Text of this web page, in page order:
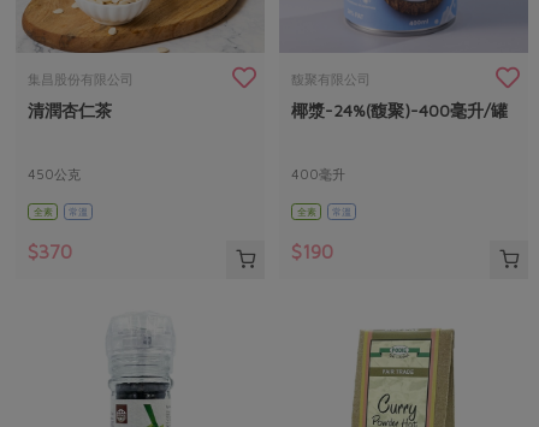
集昌股份有限公司
清潤杏仁茶
450公克
全素 常溫
$370
馥聚有限公司
椰漿-24%(馥聚)-400毫升/罐
400毫升
全素 常溫
$190